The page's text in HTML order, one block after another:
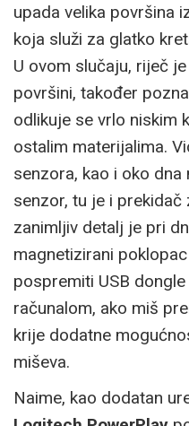
upada velika površina
koja služi za glatko
U ovom slučaju, riječ
površini, također
odlikuje se vrlo niskim
ostalim materijalima.
senzora, kao i oko
senzor, tu je i prekidač
zanimljiv detalj je pri
magnetizirani
pospremiti USB
računalom, ako miš
krije dodatne
miševa.
Naime, kao dodatan